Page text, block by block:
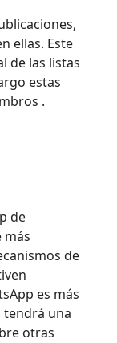
ellas. Este
de las listas
estas
.
de
más
de
es más
tendrá una
otras